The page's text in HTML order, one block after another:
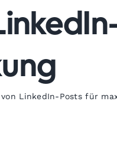
LinkedIn-Posts für